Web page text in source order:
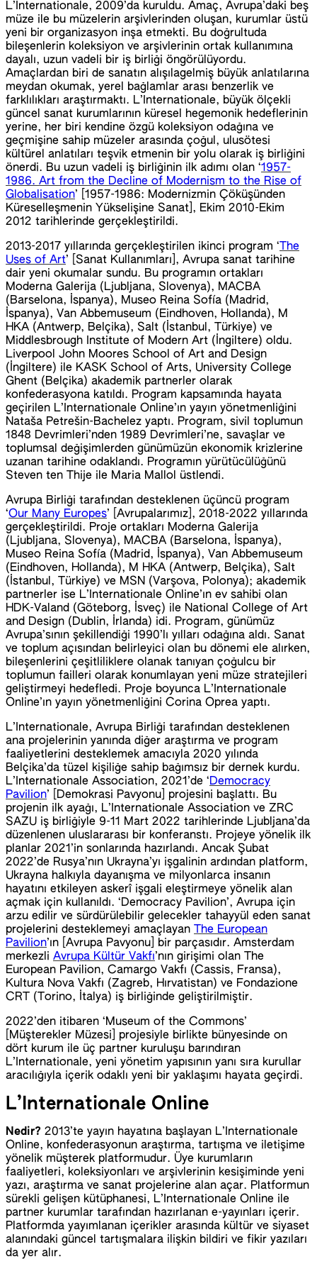
L’Internationale, 2009’da kuruldu. Amaç, Avrupa’daki beş
müze ile bu müzelerin arşivlerinden oluşan, kurumlar üstü
yeni bir organizasyon inşa etmekti. Bu doğrultuda
bileşenlerin koleksiyon ve arşivlerinin ortak kullanımına
dayalı, uzun vadeli bir iş birliği öngörülüyordu.
Amaçlardan biri de sanatın alışılagelmiş büyük anlatılarına
meydan okumak, yerel bağlamlar arası benzerlik ve
farklılıkları araştırmaktı. L’Internationale, büyük ölçekli
güncel sanat kurumlarının küresel hegemonik hedeflerinin
yerine, her biri kendine özgü koleksiyon odağına ve
geçmişine sahip müzeler arasında çoğul, ulusötesi
kültürel anlatıları teşvik etmenin bir yolu olarak iş birliğini
önerdi. Bu uzun vadeli iş birliğinin ilk adımı olan ‘1957-
1986. Art from the Decline of Modernism to the Rise of
Globalisation’ [1957-1986: Modernizmin Çöküşünden
Küreselleşmenin Yükselişine Sanat], Ekim 2010-Ekim
2012 tarihlerinde gerçekleştirildi.
2013-2017 yıllarında gerçekleştirilen ikinci program ‘ The
Uses of Art’ [Sanat Kullanımları], Avrupa sanat tarihine
dair yeni okumalar sundu. Bu programın ortakları
Moderna Galerija (Ljubljana, Slovenya), MACBA
(Barselona, İspanya), Museo Reina Sofía (Madrid,
İspanya), Van Abbemuseum (Eindhoven, Hollanda), M
HKA (Antwerp, Belçika), Salt (İstanbul, Türkiye) ve
Middlesbrough Institute of Modern Art (İngiltere) oldu.
Liverpool John Moores School of Art and Design
(İngiltere) ile KASK School of Arts, University College
Ghent (Belçika) akademik partnerler olarak
konfederasyona katıldı. Program kapsamında hayata
geçirilen L’Internationale Online’ın yayın yönetmenliğini
Nataša Petrešin-Bachelez yaptı. Program, sivil toplumun
1848 Devrimleri’nden 1989 Devrimleri’ne, savaşlar ve
toplumsal değişimlerden günümüzün ekonomik krizlerine
uzanan tarihine odaklandı. Programın yürütücülüğünü
Steven ten Thije ile Maria Mallol üstlendi.
Avrupa Birliği tarafından desteklenen üçüncü program
‘Our Many Europes’ [Avrupalarımız], 2018-2022 yıllarında
gerçekleştirildi. Proje ortakları Moderna Galerija
(Ljubljana, Slovenya), MACBA (Barselona, İspanya),
Museo Reina Sofía (Madrid, İspanya), Van Abbemuseum
(Eindhoven, Hollanda), M HKA (Antwerp, Belçika), Salt
(İstanbul, Türkiye) ve MSN (Varşova, Polonya); akademik
partnerler ise L’Internationale Online’ın ev sahibi olan
HDK-Valand (Göteborg, İsveç) ile National College of Art
and Design (Dublin, İrlanda) idi. Program, günümüz
Avrupa’sının şekillendiği 1990’lı yılları odağına aldı. Sanat
ve toplum açısından belirleyici olan bu dönemi ele alırken,
bileşenlerini çeşitliliklere olanak tanıyan çoğulcu bir
toplumun failleri olarak konumlayan yeni müze stratejileri
geliştirmeyi hedefledi. Proje boyunca L’Internationale
Online’ın yayın yönetmenliğini Corina Oprea yaptı.
L’Internationale, Avrupa Birliği tarafından desteklenen
ana projelerinin yanında diğer araştırma ve program
faaliyetlerini desteklemek amacıyla 2020 yılında
Belçika’da tüzel kişiliğe sahip bağımsız bir dernek kurdu.
L’Internationale Association, 2021’de ‘Democracy
Pavilion’ [Demokrasi Pavyonu] projesini başlattı. Bu
projenin ilk ayağı, L’Internationale Association ve ZRC
SAZU iş birliğiyle 9-11 Mart 2022 tarihlerinde Ljubljana’da
düzenlenen uluslararası bir konferanstı. Projeye yönelik ilk
planlar 2021’in sonlarında hazırlandı. Ancak Şubat
2022’de Rusya’nın Ukrayna’yı işgalinin ardından platform,
Ukrayna halkıyla dayanışma ve milyonlarca insanın
hayatını etkileyen askerî işgali eleştirmeye yönelik alan
açmak için kullanıldı. ‘Democracy Pavilion’, Avrupa için
arzu edilir ve sürdürülebilir gelecekler tahayyül eden sanat
projelerini desteklemeyi amaçlayan
The European
Pavilion’ın [Avrupa Pavyonu] bir parçasıdır. Amsterdam
merkezli Avrupa Kültür Vakfı’nın girişimi olan The
European Pavilion, Camargo Vakfı (Cassis, Fransa),
Kultura Nova Vakfı (Zagreb, Hırvatistan) ve Fondazione
CRT (Torino, İtalya) iş birliğinde geliştirilmiştir.
2022’den itibaren ‘Museum of the Commons’
[Müşterekler Müzesi] projesiyle birlikte bünyesinde on
dört kurum ile üç partner kuruluşu barındıran
L’Internationale, yeni yönetim yapısının yanı sıra kurullar
aracılığıyla içerik odaklı yeni bir yaklaşımı hayata geçirdi.
L’Internationale Online
Nedir? 2013’te yayın hayatına başlayan L’Internationale
Online, konfederasyonun araştırma, tartışma ve iletişime
yönelik müşterek platformudur. Üye kurumların
faaliyetleri, koleksiyonları ve arşivlerinin kesişiminde yeni
yazı, araştırma ve sanat projelerine alan açar. Platformun
sürekli gelişen kütüphanesi, L’Internationale Online ile
partner kurumlar tarafından hazırlanan e-yayınları içerir.
Platformda yayımlanan içerikler arasında kültür ve siyaset
alanındaki güncel tartışmalara ilişkin bildiri ve fikir yazıları
da yer alır.